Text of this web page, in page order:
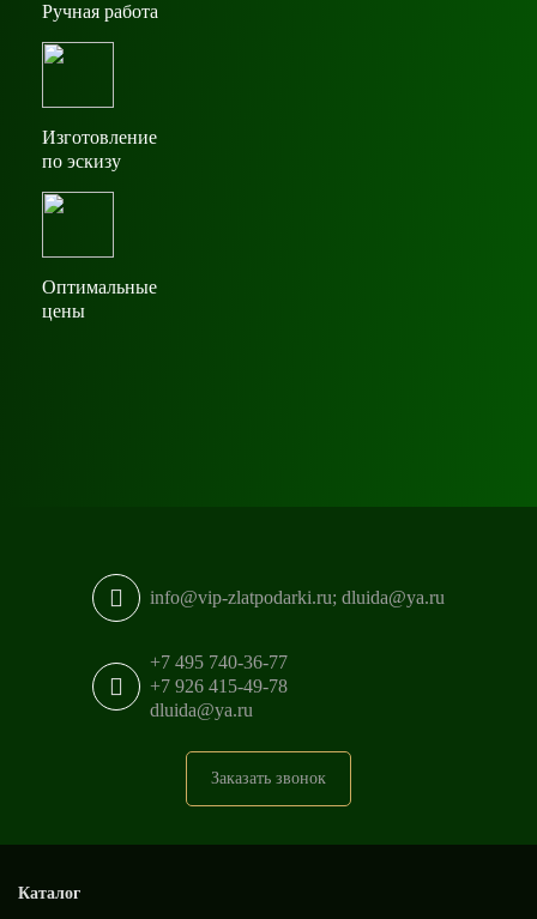
Ручная работа
Изготовление
по эскизу
Оптимальные
цены
info@vip-zlatpodarki.ru; dluida@ya.ru
+7 495 740-36-77
+7 926 415-49-78
dluida@ya.ru
Заказать звонок
Каталог